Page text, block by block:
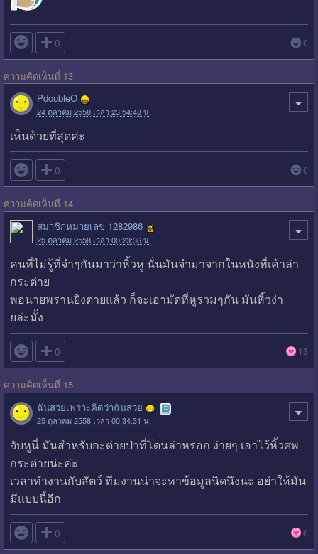
 0 0
ความคิดเห็นที่ 13
PdoubleO
24 ตุลาคม 2558 เวลา 23:54:48 น.
เห็นด้วยที่สุดค่ะ
 0 0
ความคิดเห็นที่ 14
สมาชิกหมายเลข 1282986
25 ตุลาคม 2558 เวลา 00:23:36 น.
คนที่ไม่รู้ที่จำๆกันมาว่าหิ้วหู นั่นมันจำมาจากในหนังที่เค้าล่า
กระต่าย
พอนายพรานยิงตายแล้ว ก็จะเอามัดที่หูรวมๆกัน มันหิ้วง่า
ยล่ะมั้ง
 0 13
ความคิดเห็นที่ 15
ฉันสวยเพราะคิดว่าฉันสวย
25 ตุลาคม 2558 เวลา 00:34:31 น.
จับหูนี่ มันสำหรับกะต่ายป่าที่โดนล่าหรอก ง่ายๆ เอาไว้หิ้วศพ
กระต่ายน่ะค่ะ
เวลาทำงานกับสัตว์ ทีมงานน่าจะหาข้อมูลนิดนึงนะ อย่าให้มัน
มีแบบนี้อีก
 0 6